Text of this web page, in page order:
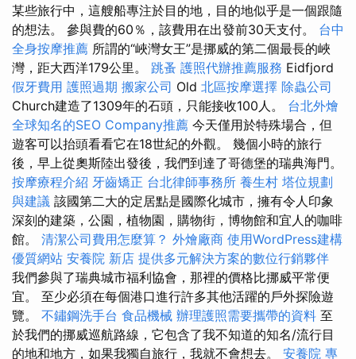
某些旅行中，這艘船專注於目的地，目的地似乎是一個跟隨
的想法。 參與費的60％，該費用在出發前30天支付。 台中
全身按摩推薦 所謂的“峽灣女王”是挪威的第二個最長的峽
灣，距大西洋179公里。 跳蚤 護照代辦推薦服務 Eidfjord
假牙費用 護照過期 搬家公司 Old 北區按摩選擇 除蟲公司
Church建造了1309年的石頭，只能接收100人。 台北外燴
全球知名的SEO Company推薦 今天僅用於特殊場合，但
遊客可以抬頭看看它在18世紀的外觀。 幾個小時的旅行
後，早上從奧斯陸出發後，我們到達了哥德堡的瑞典海門。
按摩療程介紹 牙齒矯正 台北律師事務所 養生村 塔位規劃
與建議 該國第二大的定居點是國際化城市，擁有令人印象
深刻的建築，公園，植物園，購物街，博物館和宜人的咖啡
館。 清潔公司費用怎麼算？ 外燴廠商 使用WordPress建構
優質網站 安養院 新店 提供多元解決方案的數位行銷夥伴
我們參與了瑞典城市福利協會，那裡的價格比挪威平常便
宜。 至少必須在每個港口進行許多其他活躍的戶外探險遊
覽。 不鏽鋼洗手台 食品機械 辦理護照需要攜帶的資料 至
於我們的挪威巡航路線，它包含了我不知道的知名/流行目
的地和地方，如果我獨自旅行，我就不會想去。 安養院 專